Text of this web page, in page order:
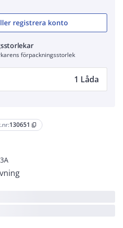
130651 content_copy
registrera konto
förpackningsstorlek
1 Låda